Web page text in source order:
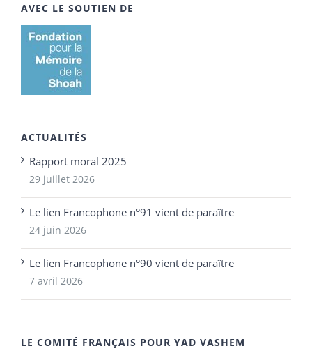
AVEC LE SOUTIEN DE
ACTUALITÉS
Rapport moral 2025
29 juillet 2026
Le lien Francophone n°91 vient de paraître
24 juin 2026
Le lien Francophone n°90 vient de paraître
7 avril 2026
LE COMITÉ FRANÇAIS POUR YAD VASHEM